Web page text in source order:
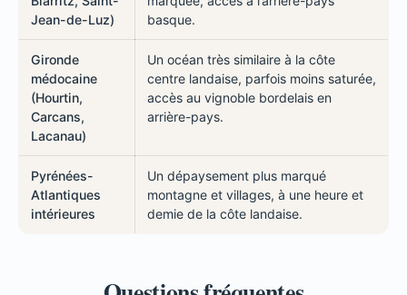
Jean-de-Luz)
basque.
Gironde
médocaine
(Hourtin,
Carcans,
Lacanau)
Un océan très similaire à la côte
centre landaise, parfois moins saturée,
accès au vignoble bordelais en
arrière-pays.
Pyrénées-
Atlantiques
intérieures
Un dépaysement plus marqué
montagne et villages, à une heure et
demie de la côte landaise.